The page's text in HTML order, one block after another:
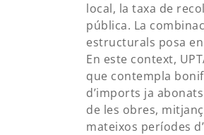
local, la taxa de
pública. La
estructurals posa
En este context,
que contempla
d’imports ja
de les obres,
mateixos períodes